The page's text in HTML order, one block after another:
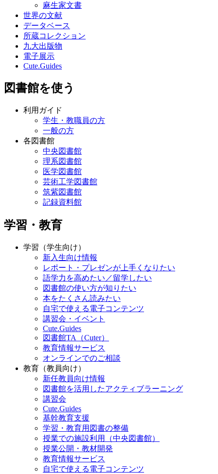
麻生家文書
世界の文献
データベース
所蔵コレクション
九大出版物
電子展示
Cute.Guides
図書館を使う
利用ガイド
学生・教職員の方
一般の方
各図書館
中央図書館
理系図書館
医学図書館
芸術工学図書館
筑紫図書館
記録資料館
学習・教育
学習（学生向け）
新入生向け情報
レポート・プレゼンが上手くなりたい
語学力を高めたい／留学したい
図書館の使い方が知りたい
本をたくさん読みたい
自宅で使える電子コンテンツ
講習会・イベント
Cute.Guides
図書館TA（Cuter）
教育情報サービス
オンラインでのご相談
教育（教員向け）
新任教員向け情報
図書館を活用したアクティブラーニング
講習会
Cute.Guides
基幹教育支援
学習・教育用図書の整備
授業での施設利用（中央図書館）
授業公開・教材開発
教育情報サービス
自宅で使える電子コンテンツ